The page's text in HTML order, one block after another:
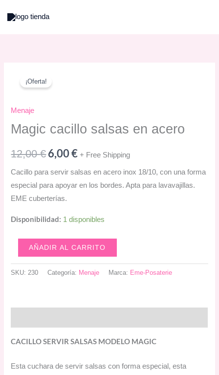
¡Oferta!
Menaje
Magic cacillo salsas en acero
12,00€El
precio
original
6,00€El
precio
actual
+ Free Shipping
Cacillo para servir salsas en acero inox 18/10, con una forma
especial para apoyar en los bordes. Apta para lavavajillas.
EME cuberterías.
Disponibilidad: 1 disponibles
cacillo
salsas
AÑADIR AL CARRITO
SKU:230 Categoría: Menaje Marca: Eme-Posaterie
CACILLO SERVIR SALSAS MODELO MAGIC
Esta cuchara de servir salsas con forma especial, esta